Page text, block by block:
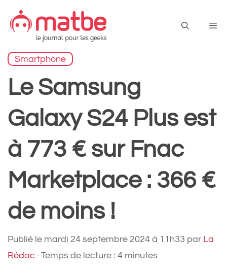
contenu
Smartphone
Le Samsung
Galaxy S24 Plus est
à 773 € sur Fnac
Marketplace : 366 €
de moins !
Publié le mardi 24 septembre 2024 à 11h33 par La
Rédac · Temps de lecture : 4 minutes